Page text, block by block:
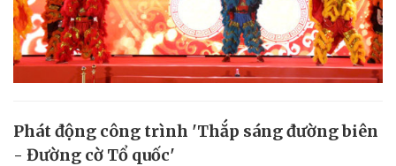
Phát động công trình 'Thắp sáng đường biên
- Đường cờ Tổ quốc'